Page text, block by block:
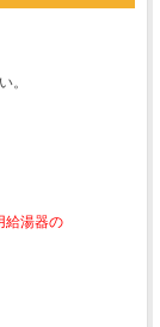
。
給湯器の